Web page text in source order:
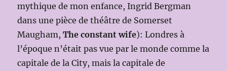
mythique de mon enfance, Ingrid Bergman
dans une pièce de théâtre de Somerset
Maugham,The constant wife): Londres à
l’époque n’était pas vue par le monde comme la
capitale de la City, mais la capitale de